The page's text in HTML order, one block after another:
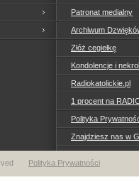
Patronat medialny
Archiwum
Złóż cegiełkę
Kondolencje i
Radiokatolickie.pl
1 procent na
Polityka
Znajdziesz nas w
Polityka Prywatności